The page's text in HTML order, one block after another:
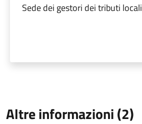
Sede dei gestori dei tributi locali
Altre informazioni (2)